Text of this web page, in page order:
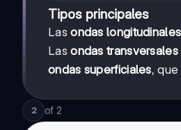
Tipos principales
Lasondas longitudinales
Lasondas transversales
ondas superficiales,
2 of 2